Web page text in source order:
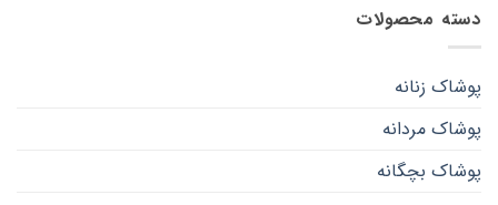
دسته محصولات
پوشاک زنانه
پوشاک مردانه
پوشاک بچگانه